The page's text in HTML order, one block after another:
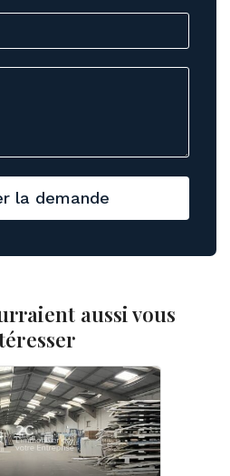
la demande
aussi vous